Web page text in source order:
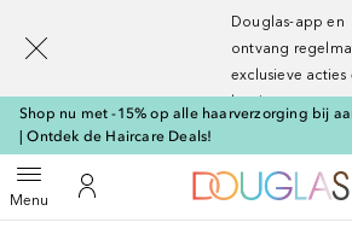
Douglas-app en
ontvang
exclusieve acties
kortingen
Shop nu met -15% op alle haarverzorging bij
| Ontdek de Haircare Deals!
MenuOpen menuNaar Mijn Account
Ga terug
Zoekopdracht uitvoeren
[navigation.slideout.screenreader]